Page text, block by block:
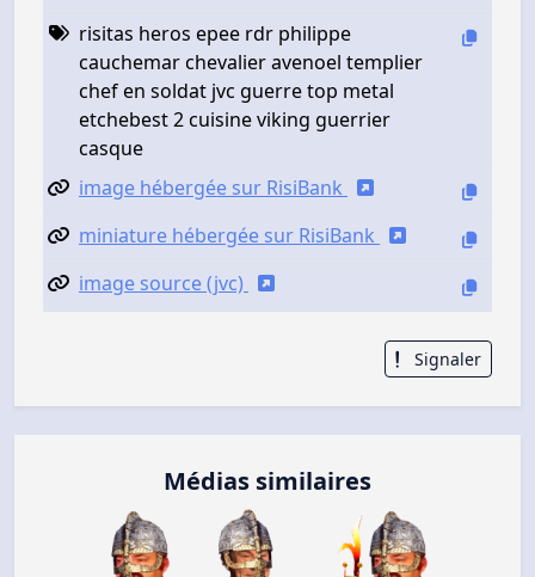
risitas heros epee rdr philippe
cauchemar chevalier avenoel templier
chef en soldat jvc guerre top metal
etchebest 2 cuisine viking guerrier
casque
image hébergée sur RisiBank
miniature hébergée sur RisiBank
image source (jvc)
Signaler
Médias similaires